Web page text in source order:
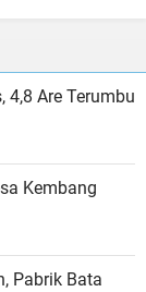
4,8 Are Terumbu
Kembang
Pabrik Bata